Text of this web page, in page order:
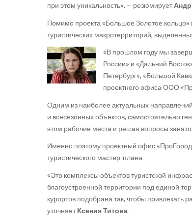
при этом уникальность», – резюмирует
Помимо проекта «Большое Золотое
туристических макротерриторий,
«В прошлом году мы
России» и «Дальний
Петербург», «Большой
проектного офиса ООО
Одним из наиболее актуальных
и всесезонных объектов, самостоятельно
этом рабочие места и решая вопросы
Именно поэтому проектный офис
туристического мастер-плана.
«Это комплексы объектов туристской
благоустроенной территории под единой
курортов подобрана так, чтобы привлекать
уточняетКсения Титова.